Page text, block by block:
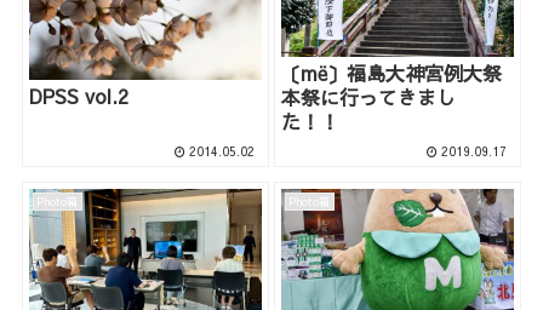
DPSS vol.2
2014.05.02
〔më〕福島大神宮例大祭
本祭に行ってきまし
た！！
2019.09.17
Photo箱 Photo箱